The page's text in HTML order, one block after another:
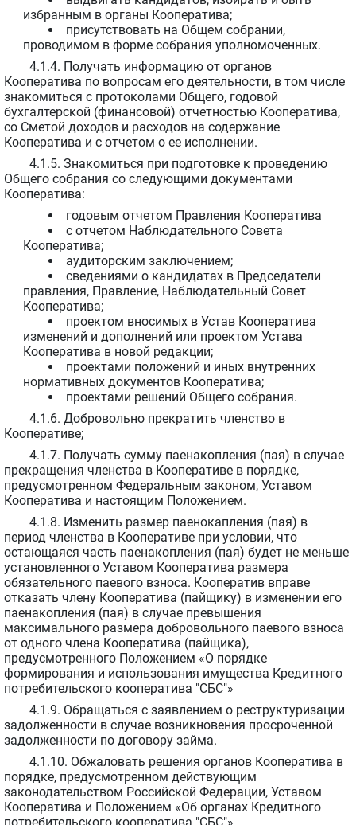
избранным в органы Кооператива;
присутствовать на Общем собрании,
проводимом в форме собрания уполномоченных.
4.1.4. Получать информацию от органов
Кооператива по вопросам его деятельности, в том числе
знакомиться с протоколами Общего, годовой
бухгалтерской (финансовой) отчетностью Кооператива,
со Сметой доходов и расходов на содержание
Кооператива и с отчетом о ее исполнении.
4.1.5. Знакомиться при подготовке к проведению
Общего собрания со следующими документами
Кооператива:
годовым отчетом Правления Кооператива
с отчетом Наблюдательного Совета
Кооператива;
аудиторским заключением;
сведениями о кандидатах в Председатели
правления, Правление, Наблюдательный Совет
Кооператива;
проектом вносимых в Устав Кооператива
изменений и дополнений или проектом Устава
Кооператива в новой редакции;
проектами положений и иных внутренних
нормативных документов Кооператива;
проектами решений Общего собрания.
4.1.6. Добровольно прекратить членство в
Кооперативе;
4.1.7. Получать сумму паенакопления (пая) в случае
прекращения членства в Кооперативе в порядке,
предусмотренном Федеральным законом, Уставом
Кооператива и настоящим Положением.
4.1.8. Изменить размер паенокапления (пая) в
период членства в Кооперативе при условии, что
остающаяся часть паенакопления (пая) будет не меньше
установленного Уставом Кооператива размера
обязательного паевого взноса. Кооператив вправе
отказать члену Кооператива (пайщику) в изменении его
паенакопления (пая) в случае превышения
максимального размера добровольного паевого взноса
от одного члена Кооператива (пайщика),
предусмотренного Положением «О порядке
формирования и использования имущества Кредитного
потребительского кооператива "СБС"»
4.1.9. Обращаться с заявлением о реструктуризации
задолженности в случае возникновения просроченной
задолженности по договору займа.
4.1.10. Обжаловать решения органов Кооператива в
порядке, предусмотренном действующим
законодательством Российской Федерации, Уставом
Кооператива и Положением «Об органах Кредитного